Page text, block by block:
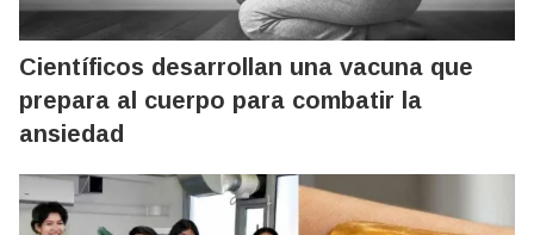
Científicos desarrollan una vacuna que
prepara al cuerpo para combatir la
ansiedad